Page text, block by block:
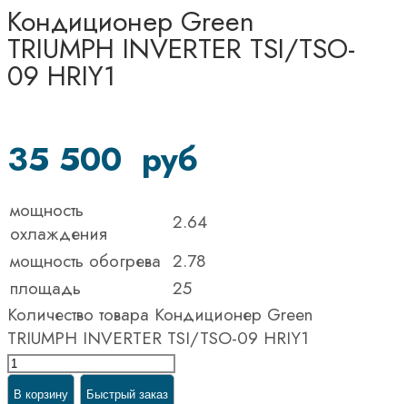
Кондиционер Green
TRIUMPH INVERTER TSI/TSO-
09 HRIY1
35 500 руб
мощность
охлаждения
2.64
мощность обогрева 2.78
площадь
25
Количество товара Кондиционер Green
TRIUMPH INVERTER TSI/TSO-09 HRIY1
В корзину Быстрый заказ